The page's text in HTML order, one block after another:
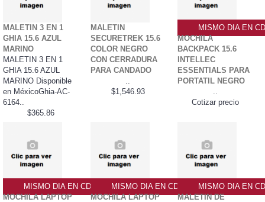
MALETIN 3 EN 1
GHIA 15.6 AZUL
MARINO
MALETIN 3 EN 1
GHIA 15.6 AZUL
MARINO Disponible
en MéxicoGhia-AC-
6164..
$365.86
MALETIN
SECURETREK 15.6
COLOR NEGRO
CON CERRADURA
PARA CANDADO
..
$1,546.93
MISMO DIA EN
MOCHILA
BACKPACK 15.6
INTELLEC
ESSENTIALS PARA
PORTATIL NEGRO
..
Cotizar precio
MISMO DIA EN CDMX
MOCHILA LAPTOP
MISMO DIA EN CDMX
MOCHILA LAPTOP
MISMO DIA EN
MALETIN DE